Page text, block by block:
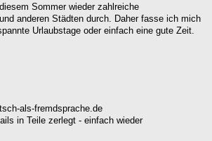
Sommer wieder zahlreiche
anderen Städten durch. Daher fasse ich mich
Urlaubstage oder einfach eine gute Zeit.
als-fremdsprache.de
in Teile zerlegt - einfach wieder